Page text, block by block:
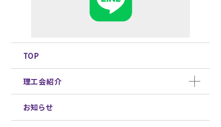
TOP
理工会紹介
お知らせ